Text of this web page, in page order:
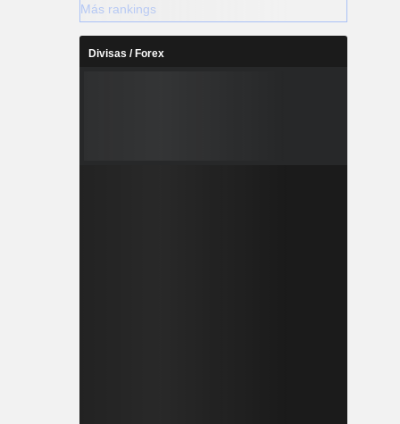
Más rankings
Divisas / Forex